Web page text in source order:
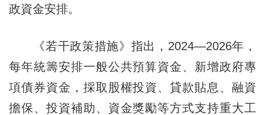
政資金安排。
《若干政策措施》指出，2024—2026年，
每年統籌安排一般公共預算資金、新增政府專
項債券資金，採取股權投資、貸款貼息、融資
擔保、投資補助、資金獎勵等方式支持重大工